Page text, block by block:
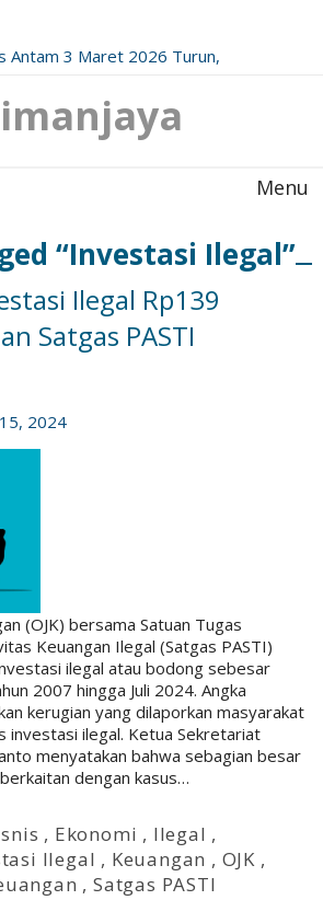
Antam 3 Maret 2026 Turun,
Menu
“Investasi Ilegal”
Ilegal Rp139
Satgas PASTI
15, 2024
(OJK) bersama Satuan Tugas
Keuangan Ilegal (Satgas PASTI)
ilegal atau bodong sebesar
2007 hingga Juli 2024. Angka
kerugian yang dilaporkan masyarakat
investasi ilegal. Ketua Sekretariat
menyatakan bahwa sebagian besar
dengan kasus…
, Ekonomi , Ilegal ,
Ilegal , Keuangan , OJK ,
,Satgas PASTI